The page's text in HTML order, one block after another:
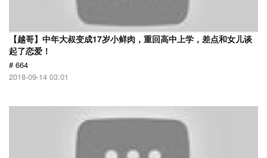
【越哥】中年大叔变成17岁小鲜肉，重回高中上学，差点和女儿谈
起了恋爱！
# 664
2018-09-14 03:01